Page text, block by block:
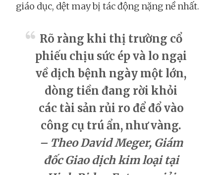
giáo dục, dệt may bị tác động nặng nề nhất.
Rõ ràng khi thị trường cổ
phiếu chịu sức ép và lo ngại
về dịch bệnh ngày một lớn,
dòng tiền đang rời khỏi
các tài sản rủi ro để đổ vào
công cụ trú ẩn, như vàng.
– Theo David Meger, Giám
đốc Giao dịch kim loại tại